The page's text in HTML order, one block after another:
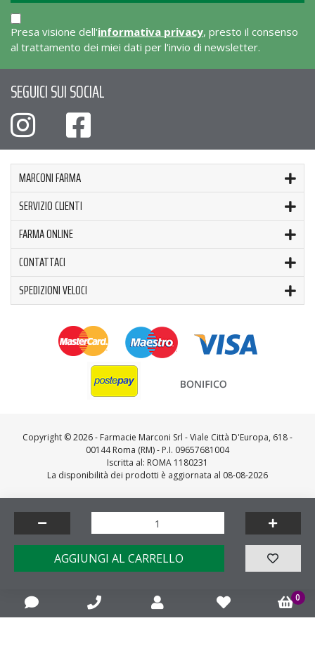
AGGIUNGI AL CARRELLO
Presa visione dell'informativa privacy, presto il consenso
al trattamento dei miei dati per l'invio di newsletter.
SEGUICI SUI SOCIAL
MARCONI FARMA
SERVIZIO CLIENTI
FARMA ONLINE
CONTATTACI
SPEDIZIONI VELOCI
Copyright ©2026 - Farmacie Marconi Srl - Viale Città D'Europa, 618 -
00144 Roma (RM) - P.I. 09657681004
Iscritta al: ROMA 1180231
La disponibilità dei prodotti è aggiornata al 08-08-2026
4,6 0